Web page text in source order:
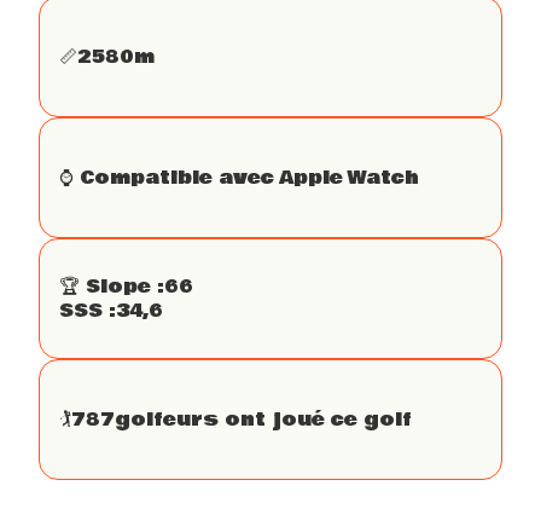
📏2580m
⌚️ Compatible avec Apple Watch
🏆 Slope :66
SSS :34,6
🏌787golfeurs ont joué ce golf